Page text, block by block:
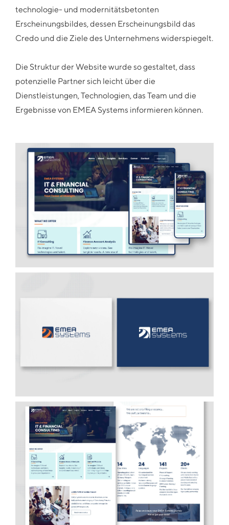
technologie- und modernitätsbetonten
Erscheinungsbildes, dessen Erscheinungsbild das
Credo und die Ziele des Unternehmens widerspiegelt.
Die Struktur der Website wurde so gestaltet, dass
potenzielle Partner sich leicht über die
Dienstleistungen, Technologien, das Team und die
Ergebnisse von EMEA Systems informieren können.